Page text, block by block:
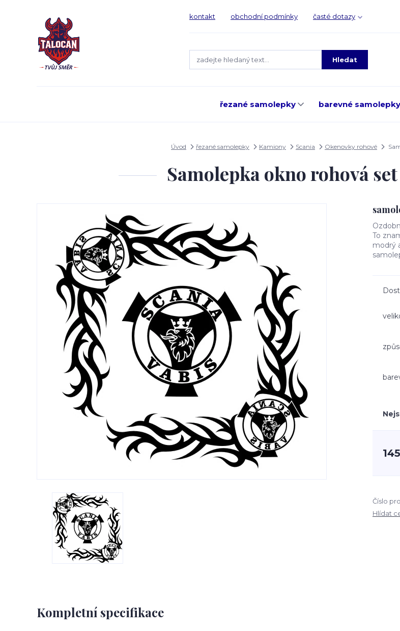
kontakt obchodní podmínky časté dotazy
Hledat
řezané samolepky barevné samolepky
Úvod řezané samolepky Kamiony Scania Okenovky rohové
Samolepka okno rohová
To
modrý
Číslo
Hlídat
Kompletní specifikace